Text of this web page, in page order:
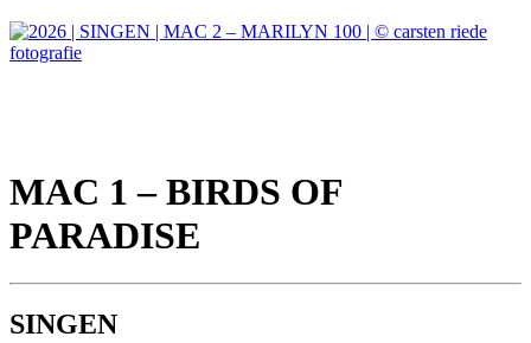
MAC 1 – BIRDS OF
PARADISE
SINGEN